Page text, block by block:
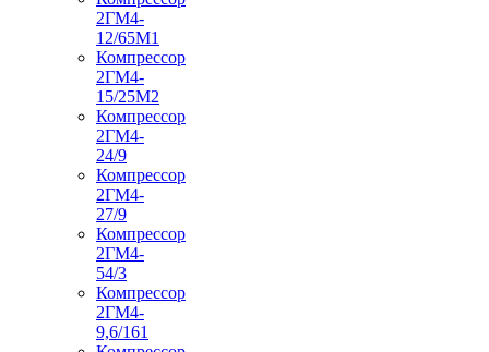
2ГМ4-
12/65М1
Компрессор
2ГМ4-
15/25М2
Компрессор
2ГМ4-
24/9
Компрессор
2ГМ4-
27/9
Компрессор
2ГМ4-
54/3
Компрессор
2ГМ4-
9,6/161